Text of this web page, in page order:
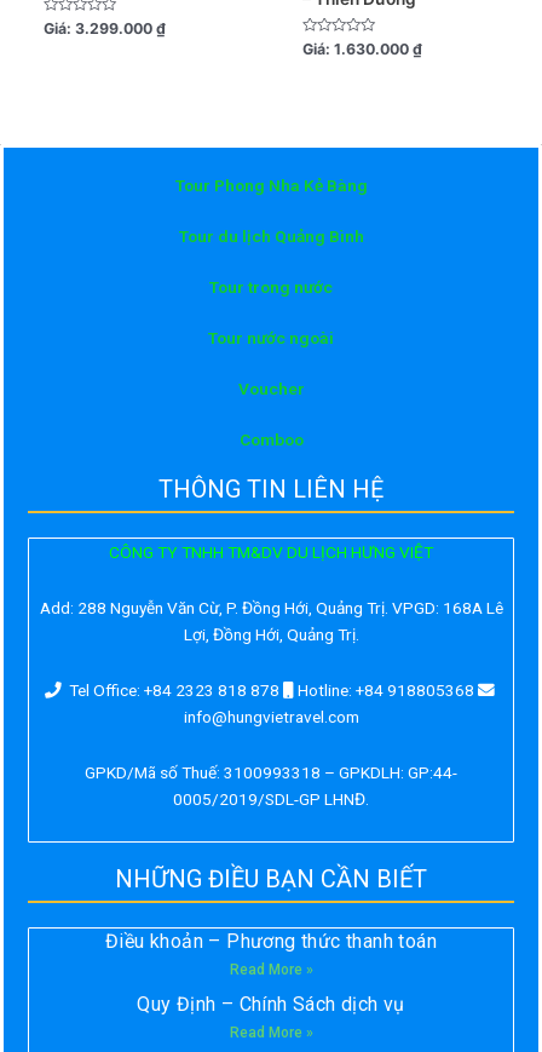
Được
xếp
Giá: 3.299.000₫
Được
xếp
Giá: 1.630.000₫
Tour Phong Nha Kẻ Bàng
Tour du lịch Quảng Bình
Tour trong nước
Tour nước ngoài
Voucher
Comboo
THÔNG TIN LIÊN HỆ
CÔNG TY TNHH TM&DV DU LỊCH HƯNG VIỆT
Add: 288 Nguyễn Văn Cừ, P. Đồng Hới, Quảng Trị. VPGD: 168A Lê
Lợi, Đồng Hới, Quảng Trị.
Tel Office: +84 2323 818 878
Hotline: +84 918805368
info@hungvietravel.com
GPKD/Mã số Thuế: 3100993318 – GPKDLH: GP:44-
0005/2019/SDL-GP LHNĐ.
NHỮNG ĐIỀU BẠN CẦN BIẾT
Điều khoản – Phương thức thanh toán
Read More »
Quy Định – Chính Sách dịch vụ
Read More »